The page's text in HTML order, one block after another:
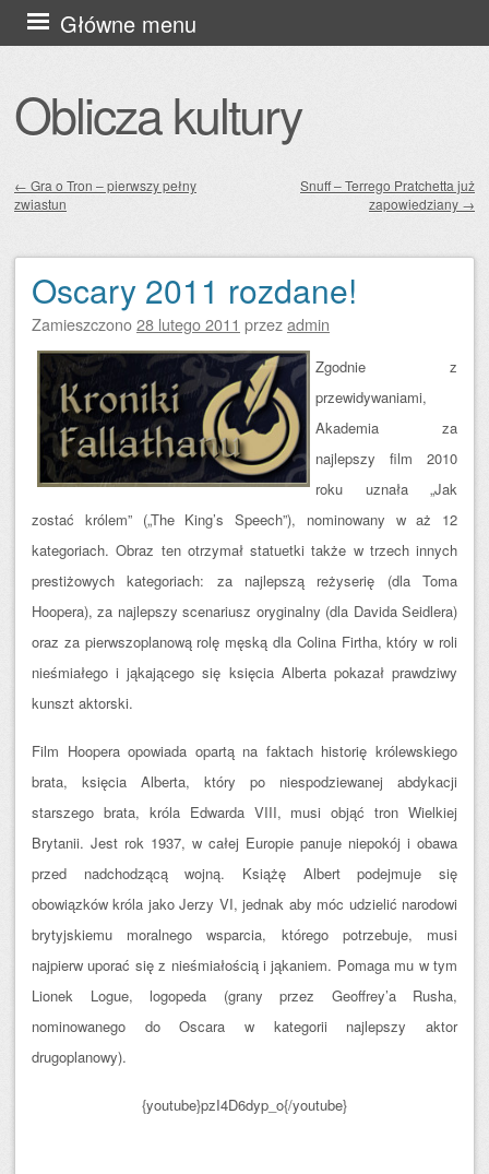
Oblicza kultury
Główne menu
Przejdź
do
Zobacz wpisy
← Gra o Tron – pierwszy pełny
zwiastun
Snuff – Terrego Pratchetta już
zapowiedziany →
Oscary 2011 rozdane!
Zamieszczono28 lutego 2011 przezadmin
Zgodnie z
przewidywaniami,
Akademia za
najlepszy film 2010
roku uznała „Jak
zostać królem” („The King’s Speech”), nominowany w aż 12
kategoriach. Obraz ten otrzymał statuetki także w trzech innych
prestiżowych kategoriach: za najlepszą reżyserię (dla Toma
Hoopera), za najlepszy scenariusz oryginalny (dla Davida Seidlera)
oraz za pierwszoplanową rolę męską dla Colina Firtha, który w roli
nieśmiałego i jąkającego się księcia Alberta pokazał prawdziwy
kunszt aktorski.
Film Hoopera opowiada opartą na faktach historię królewskiego
brata, księcia Alberta, który po niespodziewanej abdykacji
starszego brata, króla Edwarda VIII, musi objąć tron Wielkiej
Brytanii. Jest rok 1937, w całej Europie panuje niepokój i obawa
przed nadchodzącą wojną. Książę Albert podejmuje się
obowiązków króla jako Jerzy VI, jednak aby móc udzielić narodowi
brytyjskiemu moralnego wsparcia, którego potrzebuje, musi
najpierw uporać się z nieśmiałością i jąkaniem. Pomaga mu w tym
Lionek Logue, logopeda (grany przez Geoffrey’a Rusha,
nominowanego do Oscara w kategorii najlepszy aktor
drugoplanowy).
{youtube}pzI4D6dyp_o{/youtube}